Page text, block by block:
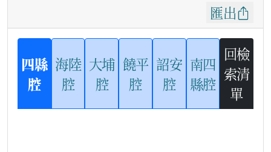
匯出
四縣
腔
海陸
腔
大埔
腔
饒平
腔
詔安
腔
南四
縣腔
回檢
索清
單